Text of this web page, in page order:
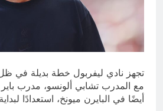
تجهز نادي ليفربول خطة بديلة في ظل
مع المدرب تشابي ألونسو، مدرب
أيضًا في البايرن ميونخ، استعدادًا